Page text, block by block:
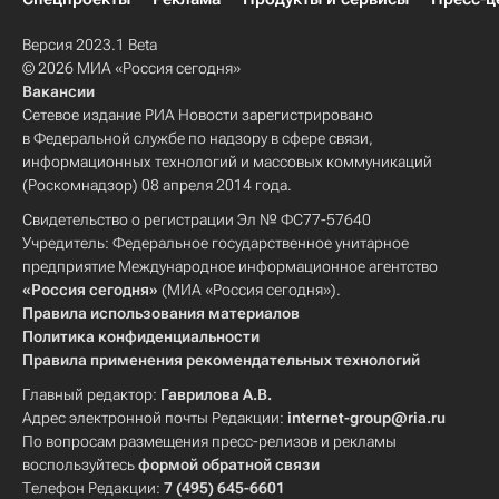
Версия 2023.1 Beta
© 2026 МИА «Россия сегодня»
Вакансии
Сетевое издание РИА Новости зарегистрировано
в Федеральной службе по надзору в сфере связи,
информационных технологий и массовых коммуникаций
(Роскомнадзор) 08 апреля 2014 года.
Свидетельство о регистрации Эл № ФС77-57640
Учредитель: Федеральное государственное унитарное
предприятие Международное информационное агентство
«Россия сегодня» (МИА «Россия сегодня»).
Правила использования материалов
Политика конфиденциальности
Правила применения рекомендательных технологий
Главный редактор: Гаврилова А.В.
Адрес электронной почты Редакции: internet-group@ria.ru
По вопросам размещения пресс-релизов и рекламы
воспользуйтесьформой обратной связи
Телефон Редакции: 7 (495) 645-6601